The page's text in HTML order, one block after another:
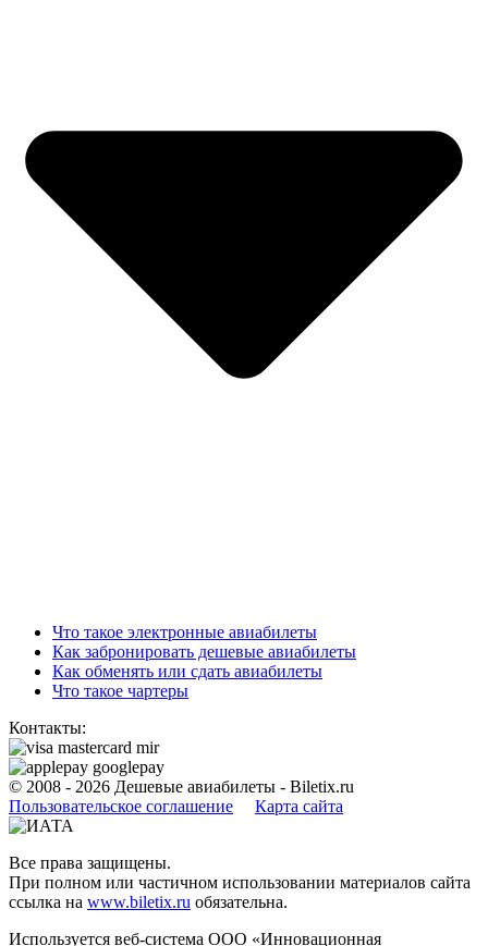
Что такое электронные авиабилеты
Как забронировать дешевые авиабилеты
Как обменять или сдать авиабилеты
Что такое чартеры
Контакты:
© 2008 - 2026 Дешевые авиабилеты - Biletix.ru
Пользовательское соглашениe
Карта сайта
Все права защищены.
При полном или частичном использовании материалов сайта
ссылка на www.biletix.ru обязательна.
Используется веб-система ООО «Инновационная